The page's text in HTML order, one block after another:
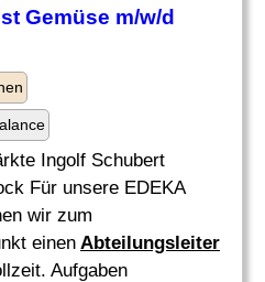
Gemüse m/w/d
Ingolf Schubert
Für unsere EDEKA
wir zum
einen Abteilungsleiter
Aufgaben